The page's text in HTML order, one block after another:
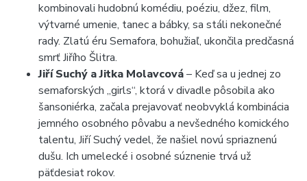
kombinovali hudobnú komédiu, poéziu, džez, film,
výtvarné umenie, tanec a bábky, sa stáli nekonečné
rady. Zlatú éru Semafora, bohužiaľ, ukončila predčasná
smrť Jiřího Šlitra.
Jiří Suchý a Jitka Molavcová– Keď sa u jednej zo
semaforských „girls“, ktorá v divadle pôsobila ako
šansoniérka, začala prejavovať neobvyklá kombinácia
jemného osobného pôvabu a nevšedného komického
talentu, Jiří Suchý vedel, že našiel novú spriaznenú
dušu. Ich umelecké i osobné súznenie trvá už
päťdesiat rokov.